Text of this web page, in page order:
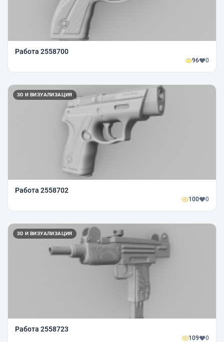
Работа 2558700
96 0
3D И ВИЗУАЛИЗАЦИЯ
Работа 2558702
100 0
3D И ВИЗУАЛИЗАЦИЯ
Работа 2558723
109 0